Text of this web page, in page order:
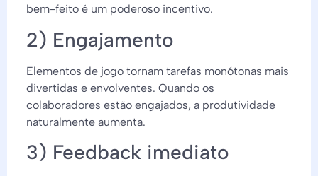
bem-feito é um poderoso incentivo.
2) Engajamento
Elementos de jogo tornam tarefas monótonas mais
divertidas e envolventes. Quando os
colaboradores estão engajados, a produtividade
naturalmente aumenta.
3) Feedback imediato